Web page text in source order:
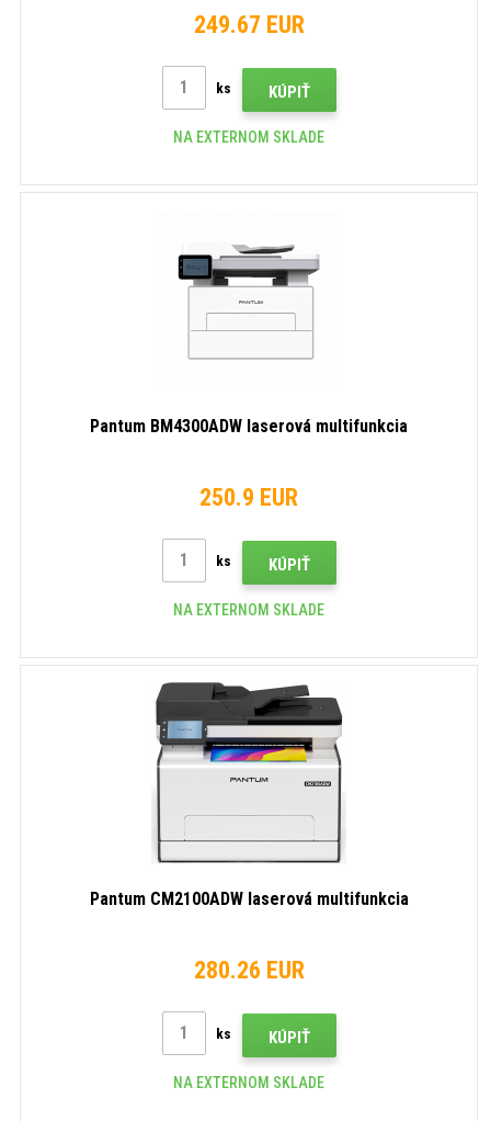
249.67 EUR
ks KÚPIŤ
NA EXTERNOM SKLADE
Pantum BM4300ADW laserová multifunkcia
250.9 EUR
ks KÚPIŤ
NA EXTERNOM SKLADE
Pantum CM2100ADW laserová multifunkcia
280.26 EUR
ks KÚPIŤ
NA EXTERNOM SKLADE